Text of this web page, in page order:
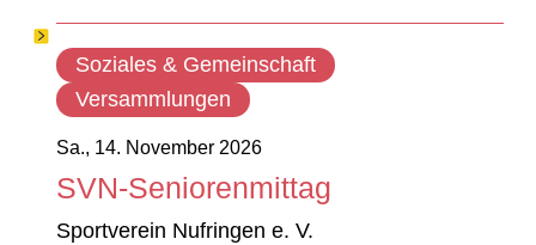
Sa., 14. November 2026
SVN-Seniorenmittag
Sportverein Nufringen e. V.
Soziales & Gemeinschaft
Versammlungen